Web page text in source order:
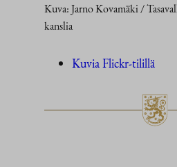
Kuva: Jarno Kovamäki /
kanslia
Kuvia Flickr-tilillä